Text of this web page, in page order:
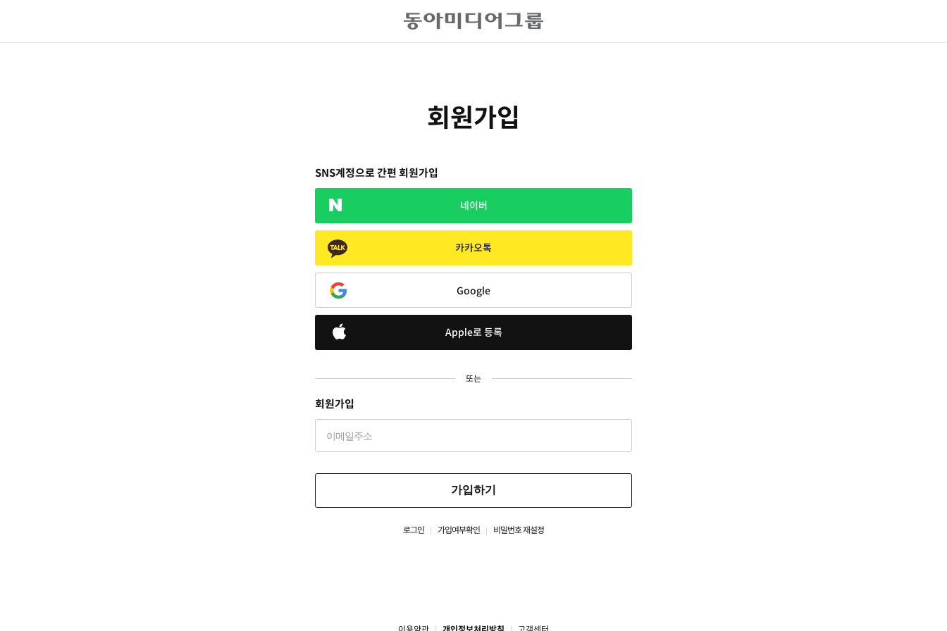
회원가입
SNS계정으로 간편 회원가입
네이버
카카오톡
Google
Apple로 등록
또는
회원가입
가입하기
로그인 가입여부확인 비밀번호 재설정